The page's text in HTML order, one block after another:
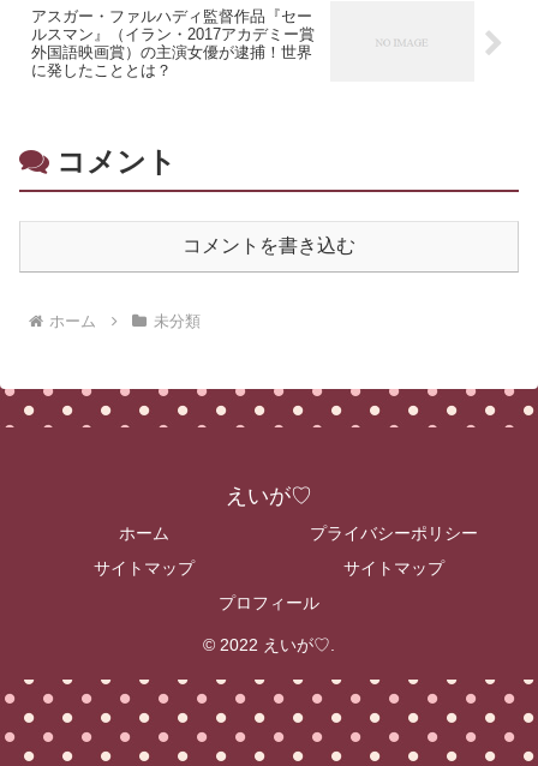
アスガー・ファルハディ監督作品『セー
ルスマン』（イラン・2017アカデミー賞
外国語映画賞）の主演女優が逮捕！世界
に発したこととは？
コメント
コメントを書き込む
ホーム 未分類
えいが♡
ホーム
プライバシーポリシー
サイトマップ
サイトマップ
プロフィール
© 2022 えいが♡.